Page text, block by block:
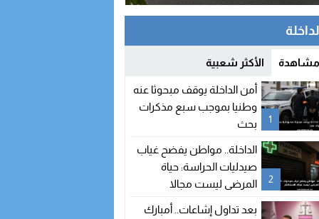
مشاهدة الأكثر شعبية
1
أمن الداخلة يوقف مبحوثا عنه
وطنيا بموجب سبع مذكرات
بحث
2
الداخلة.. مواطن يفضح غياب
صيدليات الحراسة: حياة
المرضى ليست مجالا
بعد تداول إشاعات.. أمبارك